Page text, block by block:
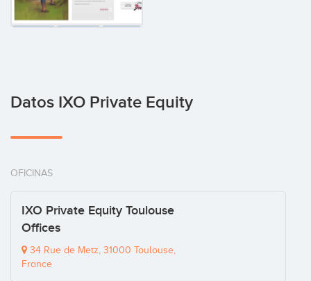
Datos IXO Private Equity
OFICINAS
IXO Private Equity Toulouse
Offices
34 Rue de Metz, 31000 Toulouse,
France